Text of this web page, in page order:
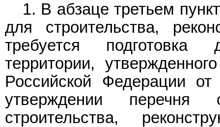
1. В абзаце третьем
для строительства,
требуется подготовка
территории,
Российской Федерации
утверждении
строительства,